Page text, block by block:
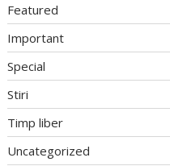
Featured
Important
Special
Stiri
Timp liber
Uncategorized